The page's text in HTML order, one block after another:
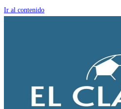
Ir al contenido